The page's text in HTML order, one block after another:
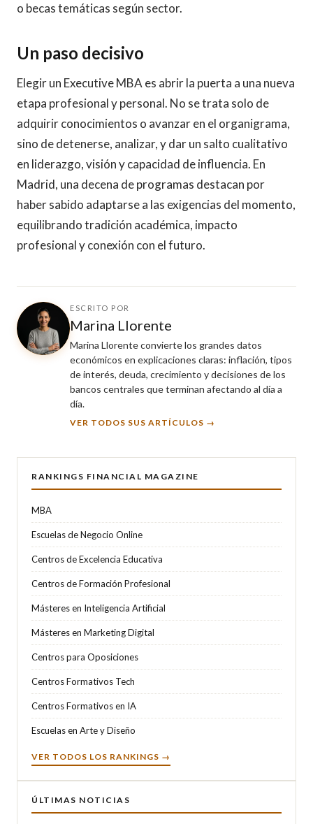
o becas temáticas según sector.
Un paso decisivo
Elegir un Executive MBA es abrir la puerta a una nueva
etapa profesional y personal. No se trata solo de
adquirir conocimientos o avanzar en el organigrama,
sino de detenerse, analizar, y dar un salto cualitativo
en liderazgo, visión y capacidad de influencia. En
Madrid, una decena de programas destacan por
haber sabido adaptarse a las exigencias del momento,
equilibrando tradición académica, impacto
profesional y conexión con el futuro.
ESCRITO POR
Marina Llorente
Marina Llorente convierte los grandes datos
económicos en explicaciones claras: inflación, tipos
de interés, deuda, crecimiento y decisiones de los
bancos centrales que terminan afectando al día a
día.
VER TODOS SUS ARTÍCULOS →
RANKINGS FINANCIAL MAGAZINE
MBA
Escuelas de Negocio Online
Centros de Excelencia Educativa
Centros de Formación Profesional
Másteres en Inteligencia Artificial
Másteres en Marketing Digital
Centros para Oposiciones
Centros Formativos Tech
Centros Formativos en IA
Escuelas en Arte y Diseño
VER TODOS LOS RANKINGS →
ÚLTIMAS NOTICIAS